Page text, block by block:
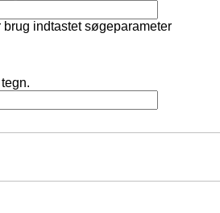
indtastet søgeparameter